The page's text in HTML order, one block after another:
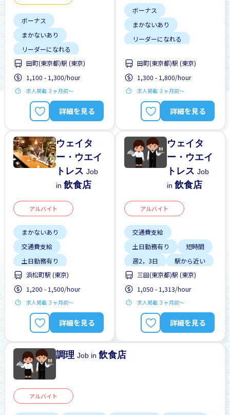
ボーナス
まかないあり
リーダーになれる
交通費支給
土日勤務有り
外国人勤務中
外国人研修マニュアル
女性歓迎
日本語力不問
田町(東京都)駅 (東京)
1,100 - 1,300/hour
求人掲載 ３ヶ月前〜
詳細を見る
ボーナス
まかないあり
リーダーになれる
外国人勤務中
夜勤
女性歓迎
日本語力不問
田町(東京都)駅 (東京)
1,300 - 1,800/hour
求人掲載 ３ヶ月前〜
詳細を見る
ウェイタ
ー・ウエイ
トレスJob
in飲食店
アルバイト
まかないあり
交通費支給
土日勤務有り
外国人勤務中
女性歓迎
履歴書不要
昇給
残業少ない
男性歓迎
浜松町駅 (東京)
1,200 - 1,500/hour
求人掲載 ３ヶ月前〜
詳細を見る
ウェイタ
ー・ウエイ
トレスJob
in飲食店
アルバイト
交通費支給
土日勤務有り
短時間
週2，3日
駅から近い
三田(東京都)駅 (東京)
1,050 - 1,313/hour
求人掲載 ３ヶ月前〜
詳細を見る
調理Job in飲食店
アルバイト